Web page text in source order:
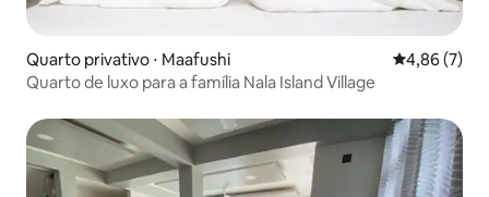
Quarto privativo ⋅ Maafushi 4,86 de uma
4,86 (7)
Quarto de luxo para a família Nala Island Village